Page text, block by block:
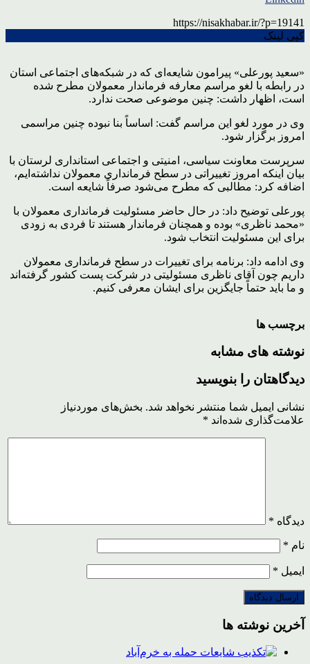
https://nisakhabar.ir/?p=19141
کپی لینک
«سعید پورعلی» پیرامون شایعه‌ای که در شبکه‌های اجتماعی استان
در رابطه با لغو مراسم معارفه فرماندار معمولان مطرح شده
است، اظهار داشت: چنین موضوعی صحت ندارد.
وی در مورد لغو این مراسم گفت: اساساً بنا نبوده چنین مراسمی
امروز برگزار شود.
سرپرست معاونت سیاسی، امنیتی و اجتماعی استانداری لرستان با
بیان اینکه امروز تغییراتی در سطح فرمانداری معمولان نداشته‌ایم،
اضافه کرد: مطالبی که مطرح می‌شود صرفاً شایعه است.
پورعلی توضیح داد: در حال حاضر مسئولیت فرمانداری معمولان با
«محمد ناظری» بوده و همچنان فرماندار هستند تا فردی به زودی
برای این مسئولیت انتخاب شود.
وی ادامه داد: برنامه برای تغییرات در سطح فرمانداری معمولان
داریم چون آقای ناظری مسئولیتی در شرکت پست کشور گرفته‌اند
و ما باید حتماً جایگزین برای ایشان معرفی کنیم.
برچسب ها
نوشته های مشابه
دیدگاهتان را بنویسید
نشانی ایمیل شما منتشر نخواهد شد. بخش‌های موردنیاز
علامت‌گذاری شده‌اند *
دیدگاه *
نام *
ایمیل *
آخرین نوشته ها